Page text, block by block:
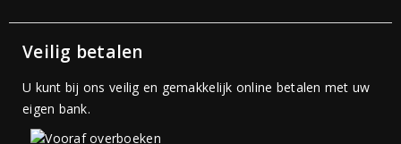
Veilig betalen
U kunt bij ons veilig en gemakkelijk online betalen met uw
eigen bank.